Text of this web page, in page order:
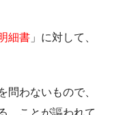
細書 」に対して、
問わないもので、
、ことが謳われて